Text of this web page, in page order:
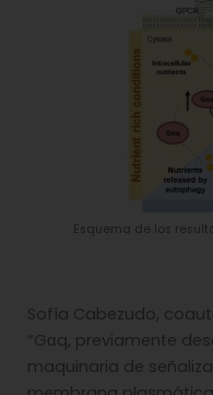
Esquema de los
Sofía Cabezudo,
“Gαq, previamente
maquinaria de